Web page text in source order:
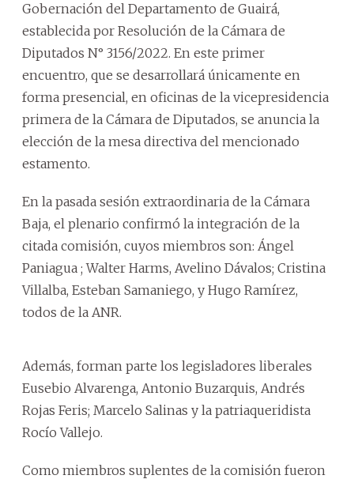
Gobernación del Departamento de Guairá,
establecida por Resolución de la Cámara de
Diputados N° 3156/2022. En este primer
encuentro, que se desarrollará únicamente en
forma presencial, en oficinas de la vicepresidencia
primera de la Cámara de Diputados, se anuncia la
elección de la mesa directiva del mencionado
estamento.
En la pasada sesión extraordinaria de la Cámara
Baja, el plenario confirmó la integración de la
citada comisión, cuyos miembros son: Ángel
Paniagua ; Walter Harms, Avelino Dávalos; Cristina
Villalba, Esteban Samaniego, y Hugo Ramírez,
todos de la ANR.
Además, forman parte los legisladores liberales
Eusebio Alvarenga, Antonio Buzarquis, Andrés
Rojas Feris; Marcelo Salinas y la patriaqueridista
Rocío Vallejo.
Como miembros suplentes de la comisión fueron